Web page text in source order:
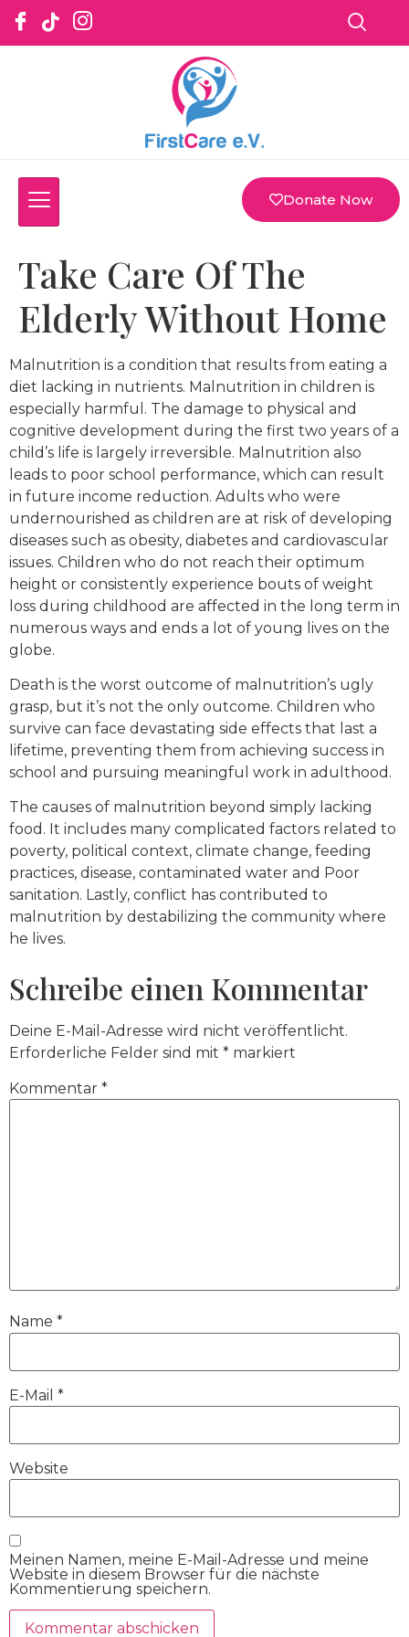
Donate Now
Take Care Of The
Elderly Without Home
Malnutrition is a condition that results from eating a
diet lacking in nutrients. Malnutrition in children is
especially harmful. The damage to physical and
cognitive development during the first two years of a
child’s life is largely irreversible. Malnutrition also
leads to poor school performance, which can result
in future income reduction. Adults who were
undernourished as children are at risk of developing
diseases such as obesity, diabetes and cardiovascular
issues. Children who do not reach their optimum
height or consistently experience bouts of weight
loss during childhood are affected in the long term in
numerous ways and ends a lot of young lives on the
globe.
Death is the worst outcome of malnutrition’s ugly
grasp, but it’s not the only outcome. Children who
survive can face devastating side effects that last a
lifetime, preventing them from achieving success in
school and pursuing meaningful work in adulthood.
The causes of malnutrition beyond simply lacking
food. It includes many complicated factors related to
poverty, political context, climate change, feeding
practices, disease, contaminated water and Poor
sanitation. Lastly, conflict has contributed to
malnutrition by destabilizing the community where
he lives.
Schreibe einen Kommentar
Deine E-Mail-Adresse wird nicht veröffentlicht.
Erforderliche Felder sind mit * markiert
Kommentar *
Name *
E-Mail *
Website
Meinen Namen, meine E-Mail-Adresse und meine
Website in diesem Browser für die nächste
Kommentierung speichern.